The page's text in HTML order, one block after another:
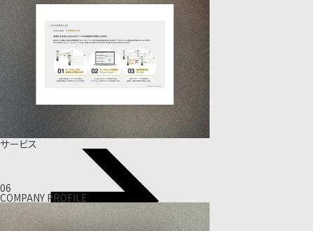
サービス
06
COMPANY PROFILE